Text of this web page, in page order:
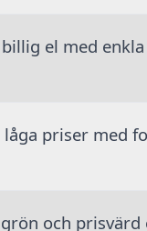
el med
priser med
och prisvärd